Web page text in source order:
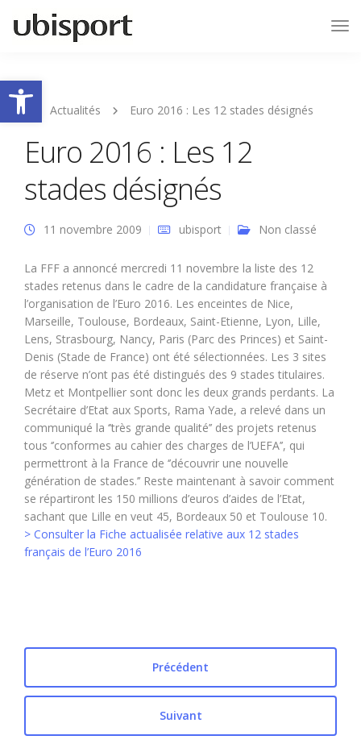
Ouvrir la barre d’outils
Actualités Euro 2016 : Les 12 stades désignés
Euro 2016 : Les 12
stades désignés
11 novembre 2009 ubisport Non classé
La FFF a annoncé mercredi 11 novembre la liste des 12
stades retenus dans le cadre de la candidature française à
l’organisation de l’Euro 2016. Les enceintes de Nice,
Marseille, Toulouse, Bordeaux, Saint-Etienne, Lyon, Lille,
Lens, Strasbourg, Nancy, Paris (Parc des Princes) et Saint-
Denis (Stade de France) ont été sélectionnées. Les 3 sites
de réserve n’ont pas été distingués des 9 stades titulaires.
Metz et Montpellier sont donc les deux grands perdants. La
Secrétaire d’Etat aux Sports, Rama Yade, a relevé dans un
communiqué la ‘’très grande qualité’’ des projets retenus
tous ‘’conformes au cahier des charges de l’UEFA’’, qui
permettront à la France de ‘’découvrir une nouvelle
génération de stades.’’ Reste maintenant à savoir comment
se répartiront les 150 millions d’euros d’aides de l’Etat,
sachant que Lille en veut 45, Bordeaux 50 et Toulouse 10.
> Consulter la Fiche actualisée relative aux 12 stades
français de l’Euro 2016
Précédent
Suivant